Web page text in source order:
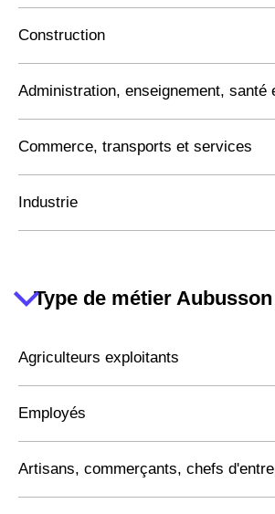
Construction
Administration, enseignement, santé
Commerce, transports et services
Industrie
Type de métier Aubusson
Agriculteurs exploitants
Employés
Artisans, commerçants, chefs